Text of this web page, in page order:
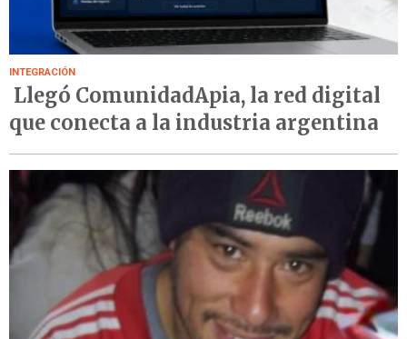
INTEGRACIÓN
Llegó ComunidadApia, la red digital
que conecta a la industria argentina